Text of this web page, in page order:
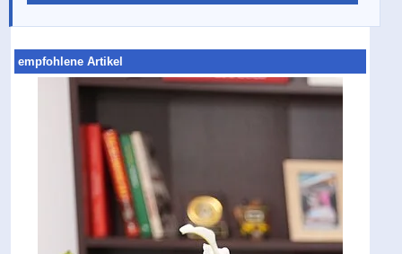
empfohlene Artikel